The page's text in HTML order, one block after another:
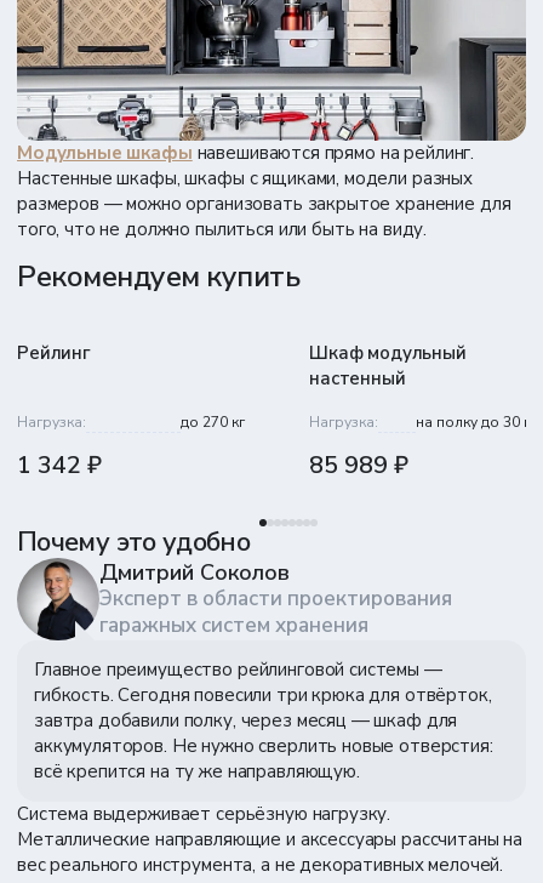
Обратная связь
Наш менеджер свяжется с вами
в течение 15 минут
Модульные шкафы навешиваются прямо на рейлинг.
Настенные шкафы, шкафы с ящиками, модели разных
размеров — можно организовать закрытое хранение для
того, что не должно пылиться или быть на виду.
Рекомендуем купить
Рейлинг
Нагрузка: до 270 кг
1 342 ₽
Шкаф модульный
настенный
Нагрузка: на полку до 30 кг
85 989 ₽
Почему это удобно
Дмитрий Соколов
Эксперт в области проектирования
гаражных систем хранения
Главное преимущество рейлинговой системы —
гибкость. Сегодня повесили три крюка для отвёрток,
завтра добавили полку, через месяц — шкаф для
аккумуляторов. Не нужно сверлить новые отверстия:
всё крепится на ту же направляющую.
Система выдерживает серьёзную нагрузку.
Металлические направляющие и аксессуары рассчитаны на
вес реального инструмента, а не декоративных мелочей.